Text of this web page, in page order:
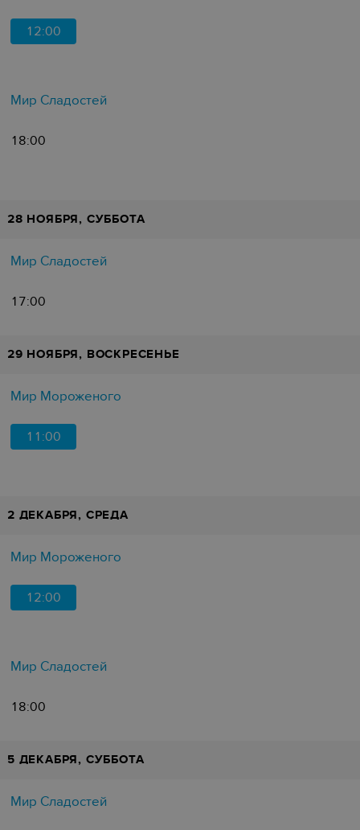
12:00
Мир Сладостей
18:00
28 НОЯБРЯ, СУББОТА
Мир Сладостей
17:00
29 НОЯБРЯ, ВОСКРЕСЕНЬЕ
Мир Мороженого
11:00
2 ДЕКАБРЯ, СРЕДА
Мир Мороженого
12:00
Мир Сладостей
18:00
5 ДЕКАБРЯ, СУББОТА
Мир Сладостей